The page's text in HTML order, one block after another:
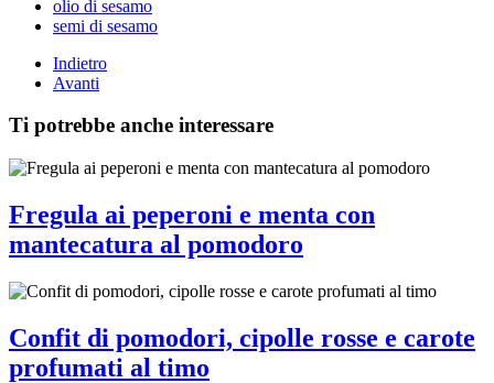
olio di sesamo
semi di sesamo
Indietro
Avanti
Ti potrebbe anche interessare
Fregula ai peperoni e menta con
mantecatura al pomodoro
Confit di pomodori, cipolle rosse e carote
profumati al timo